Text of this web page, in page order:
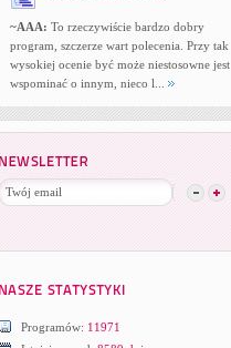
~AAA: To rzeczywiście bardzo dobry
program, szczerze wart polecenia. Przy tak
wysokiej ocenie być może niestosowne jest
wspominać o innym, nieco l...
Programów: 11971